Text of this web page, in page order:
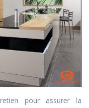
pour assurer la